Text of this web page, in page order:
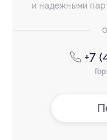
и надежными
+7